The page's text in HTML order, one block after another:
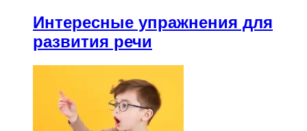
Интересные упражнения для
развития речи